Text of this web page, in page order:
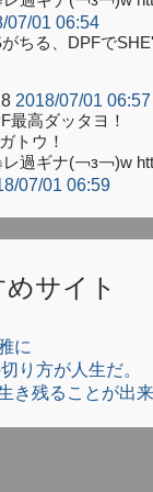
07/01 06:54
ちる、DPFで
2018/07/01 06:57
最高ダッタヨ！
トウ！
過ギナ(￢з￢)w
07/01 06:59
サイト
に
り方が人生だ。
き残ることが出